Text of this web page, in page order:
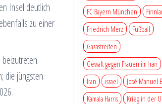
Insel deutlich
zu einer
die jüngsten
FC Bayern München
Friedrich Merz
Fußball
Gazastreifen
Gewalt gegen Frauen im Iran
Iran
israel
José Manuel
Kamala Harris
Krieg in der